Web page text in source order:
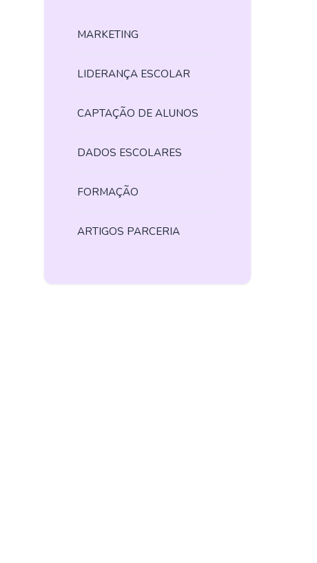
MARKETING
LIDERANÇA ESCOLAR
CAPTAÇÃO DE ALUNOS
DADOS ESCOLARES
FORMAÇÃO
ARTIGOS PARCERIA